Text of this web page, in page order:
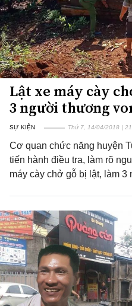
Lật xe máy cày
3 người thương
SỰ KIỆN Thứ 7, 14/04/2018 |
Cơ quan chức năng huyện
tiến hành điều tra, làm rõ
máy cày chở gỗ bị lật, làm